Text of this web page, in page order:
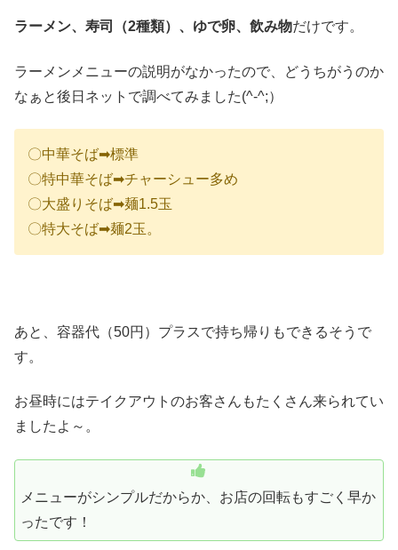
ラーメン、寿司（2種類）、ゆで卵、飲み物だけです。
ラーメンメニューの説明がなかったので、どうちがうのか
なぁと後日ネットで調べてみました(^-^;）
〇中華そば➡標準
〇特中華そば➡チャーシュー多め
〇大盛りそば➡麺1.5玉
〇特大そば➡麺2玉。
あと、容器代（50円）プラスで持ち帰りもできるそうで
す。
お昼時にはテイクアウトのお客さんもたくさん来られてい
ましたよ～。
メニューがシンプルだからか、お店の回転もすごく早か
ったです！